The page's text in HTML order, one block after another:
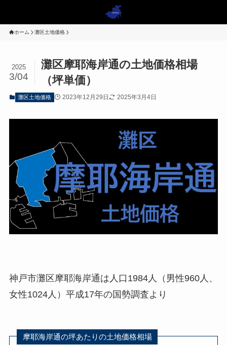
ホーム 灘区土地価格
灘区摩耶海岸通の土地価格相場
（坪単価）
2025
3/04
灘区土地価格 2023年12月29日 2025年3月4日
神戸市灘区摩耶海岸通は人口1984人（男性960人、
女性1024人）平成17年の国勢調査より
摩耶海岸通の坪あたりの土地価格相場